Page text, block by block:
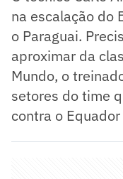
na escalação do
o Paraguai.
aproximar da
Mundo, o
setores do time
contra o